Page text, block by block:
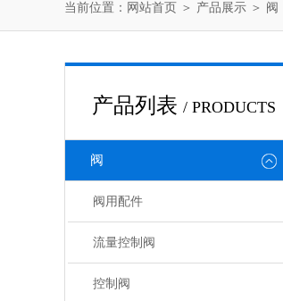
当前位置： 网站首页 ＞ 产品展示 ＞ 阀
产品列表 / PRODUCTS
阀
阀用配件
流量控制阀
控制阀